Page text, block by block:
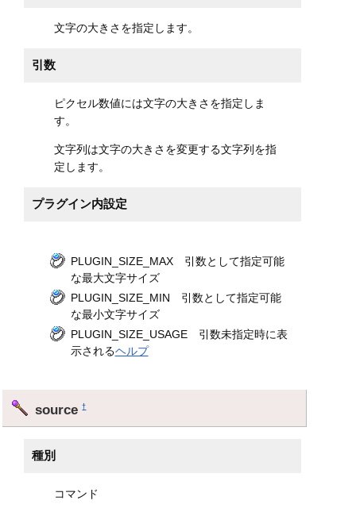
文字の大きさを指定します。
引数
ピクセル数値には文字の大きさを指定しま
す。
文字列は文字の大きさを変更する文字列を指
定します。
プラグイン内設定
PLUGIN_SIZE_MAX 引数として指定可能
な最大文字サイズ
PLUGIN_SIZE_MIN 引数として指定可能
な最小文字サイズ
PLUGIN_SIZE_USAGE 引数未指定時に表
示されるヘルプ
source†
種別
コマンド